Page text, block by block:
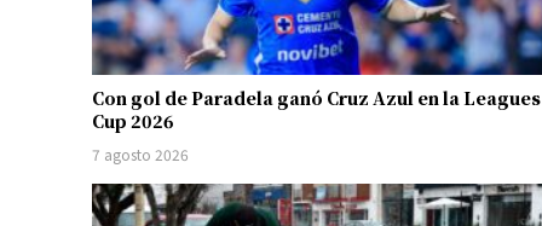
Con gol de Paradela ganó Cruz Azul en la Leagues
Cup 2026
7 agosto 2026